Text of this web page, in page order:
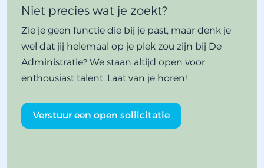
Niet precies wat je zoekt?
Zie je geen functie die bij je past, maar denk je
wel dat jij helemaal op je plek zou zijn bij De
Administratie? We staan altijd open voor
enthousiast talent. Laat van je horen!
Verstuur een open sollicitatie